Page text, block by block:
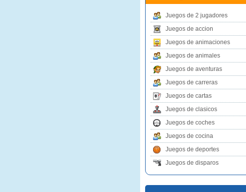
Juegos de 2 jugadores
Juegos de accion
Juegos de animaciones
Juegos de animales
Juegos de aventuras
Juegos de carreras
Juegos de cartas
Juegos de clasicos
Juegos de coches
Juegos de cocina
Juegos de deportes
Juegos de disparos